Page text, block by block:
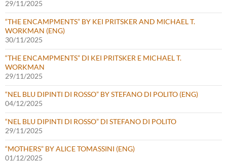
29/11/2025
“THE ENCAMPMENTS” BY KEI PRITSKER AND MICHAEL T.
WORKMAN (ENG)
30/11/2025
“THE ENCAMPMENTS” DI KEI PRITSKER E MICHAEL T.
WORKMAN
29/11/2025
“NEL BLU DIPINTI DI ROSSO” BY STEFANO DI POLITO (ENG)
04/12/2025
“NEL BLU DIPINTI DI ROSSO” DI STEFANO DI POLITO
29/11/2025
“MOTHERS” BY ALICE TOMASSINI (ENG)
01/12/2025